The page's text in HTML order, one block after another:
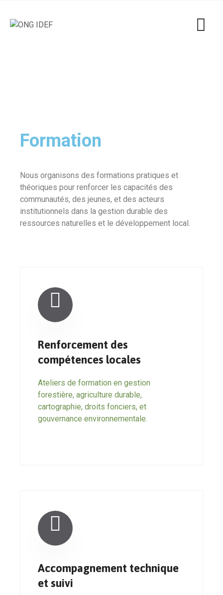
Formation
Nous organisons des formations pratiques et
théoriques pour renforcer les capacités des
communautés, des jeunes, et des acteurs
institutionnels dans la gestion durable des
ressources naturelles et le développement local.
Renforcement des
compétences locales
Ateliers de formation en gestion
forestière, agriculture durable,
cartographie, droits fonciers, et
gouvernance environnementale.
Accompagnement technique
et suivi